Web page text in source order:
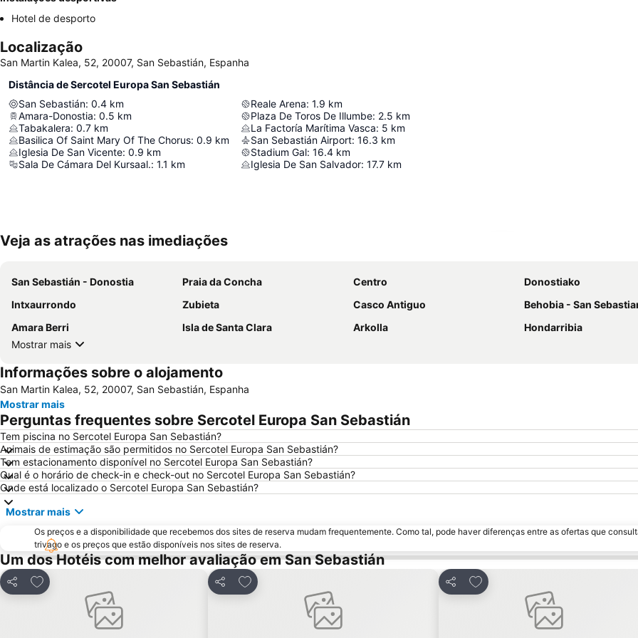
Hotel de desporto
Localização
San Martin Kalea, 52, 20007, San Sebastián, Espanha
Distância de Sercotel Europa San Sebastián
San Sebastián: 0.4 km
Amara-Donostia: 0.5 km
Tabakalera: 0.7 km
Basilica Of Saint Mary Of The Chorus: 0.9 km
Iglesia De San Vicente: 0.9 km
Sala De Cámara Del Kursaal.: 1.1 km
Reale Arena: 1.9 km
Plaza De Toros De Illumbe: 2.5 km
La Factoría Marítima Vasca: 5 km
San Sebastián Airport: 16.3 km
Stadium Gal: 16.4 km
Iglesia De San Salvador: 17.7 km
Veja as atrações nas imediações
San Sebastián - Donostia Praia da Concha Centro
Donostiako
Intxaurrondo
Zubieta Casco Antiguo
Behobia - San
Amara Berri
Isla de Santa Clara Arkolla
Hondarribia
Mostrar mais
Informações sobre o alojamento
San Martin Kalea, 52, 20007, San Sebastián, Espanha
Mostrar mais
Perguntas frequentes sobre Sercotel Europa San Sebastián
Tem piscina no Sercotel Europa San Sebastián?
Animais de estimação são permitidos no Sercotel Europa San Sebastián?
Tem estacionamento disponível no Sercotel Europa San Sebastián?
Qual é o horário de check-in e check-out no Sercotel Europa San Sebastián?
Onde está localizado o Sercotel Europa San Sebastián?
Mostrar mais
Os preços e a disponibilidade que recebemos dos sites de reserva mudam frequentemente. Como tal, pode haver diferenças entre as ofertas que
trivago e os preços que estão disponíveis nos sites de reserva.
Um dos Hotéis com melhor avaliação em San Sebastián
Partilhar
Adicionar aos favoritos
Partilhar
Adicionar aos favoritos
Partilhar
Adicionar aos favoritos